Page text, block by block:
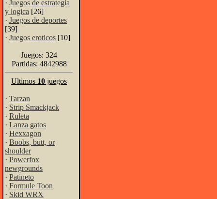
· Juegos de estrategia
y logica [26]
· Juegos de deportes
[39]
· Juegos eroticos [10]
Juegos: 324
Partidas: 4842988
Ultimos 10 juegos
· Tarzan
· Strip Smackjack
· Ruleta
· Lanza gatos
· Hexxagon
· Boobs, butt, or
shoulder
· Powerfox
newgrounds
· Patineto
· Formule Toon
· Skid WRX